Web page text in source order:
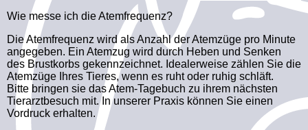
Wie messe ich die Atemfrequenz?
Die Atemfrequenz wird als Anzahl der Atemzüge pro Minute
angegeben. Ein Atemzug wird durch Heben und Senken
des Brustkorbs gekennzeichnet. Idealerweise zählen Sie die
Atemzüge Ihres Tieres, wenn es ruht oder ruhig schläft.
Bitte bringen sie das Atem-Tagebuch zu ihrem nächsten
Tierarztbesuch mit. In unserer Praxis können Sie einen
Vordruck erhalten.